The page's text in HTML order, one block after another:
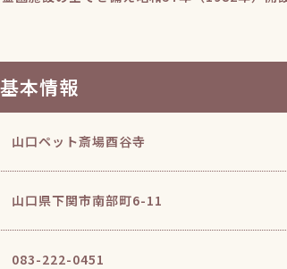
本情報
山口ペット斎場酉谷寺
山口県下関市南部町6-11
083-222-0451